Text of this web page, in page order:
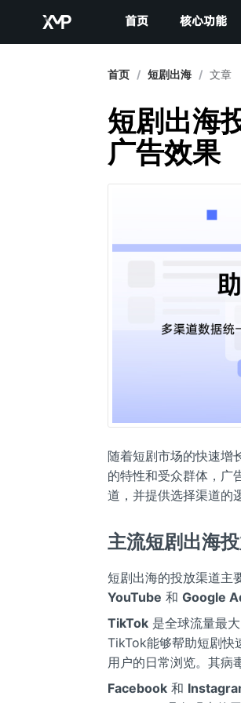
首页 核心功能
首页 / 短剧出海 / 文章
短剧出海
广告效果
随着短剧市场的快速增
的特性和受众群体，广
道，并提供选择渠道的
主流短剧出海
短剧出海的投放渠道主
YouTube 和 Google
TikTok 是全球流量最
TikTok能够帮助短剧快
用户的日常浏览。其病
Facebook 和